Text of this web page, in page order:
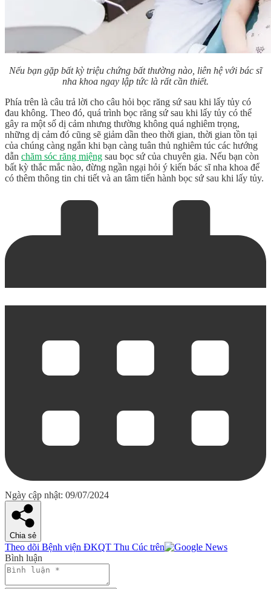
Nếu bạn gặp bất kỳ triệu chứng bất thường nào, liên hệ với bác sĩ
nha khoa ngay lập tức là rất cần thiết.
Phía trên là câu trả lời cho câu hỏi bọc răng sứ sau khi lấy tủy có
đau không. Theo đó, quá trình bọc răng sứ sau khi lấy tủy có thể
gây ra một số dị cảm nhưng thường không quá nghiêm trọng,
những dị cảm đó cũng sẽ giảm dần theo thời gian, thời gian tồn tại
của chúng càng ngắn khi bạn càng tuân thủ nghiêm túc các hướng
dẫn chăm sóc răng miệng sau bọc sứ của chuyên gia. Nếu bạn còn
bất kỳ thắc mắc nào, đừng ngần ngại hỏi ý kiến bác sĩ nha khoa để
có thêm thông tin chi tiết và an tâm tiến hành bọc sứ sau khi lấy tủy.
Ngày cập nhật: 09/07/2024
Chia sẻ
Theo dõi Bệnh viện ĐKQT Thu Cúc trên
Bình luận